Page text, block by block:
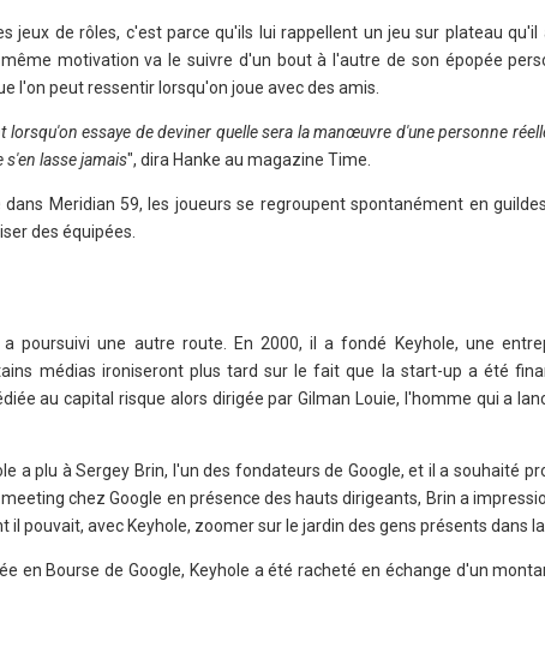
jeux de rôles, c'est parce qu'ils lui rappellent un jeu sur plateau qu'il
motivation va le suivre d'un bout à l'autre de son épopée
l'on peut ressentir lorsqu'on joue avec des amis.
lorsqu'on essaye de deviner quelle sera la manœuvre d'une personne
lasse jamais", dira Hanke au magazine Time.
Meridian 59, les joueurs se regroupent spontanément en
des équipées.
poursuivi une autre route. En 2000, il a fondé Keyhole, une
médias ironiseront plus tard sur le fait que la start-up a été
au capital risque alors dirigée par Gilman Louie, l'homme qui a
a plu à Sergey Brin, l'un des fondateurs de Google, et il a souhaité
chez Google en présence des hauts dirigeants, Brin a
pouvait, avec Keyhole, zoomer sur le jardin des gens présents dans la
en Bourse de Google, Keyhole a été racheté en échange d'un